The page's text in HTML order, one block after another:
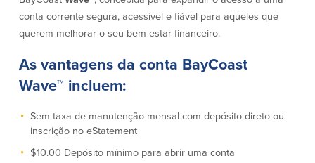
Conta à ordem
Empresarial
Conta à ordem de Análise
Empresarial
Verificação de ajuste correto
Fins Lucrativos
IOLTA
Poupanças
Conta Empresarial de Acesso ao
Mercado Monetário
conta corrente segura, acessível e fiável para aqueles que
querem melhorar o seu bem-estar financeiro.
As vantagens da conta BayCoast
Wave™ incluem:
Sem taxa de manutenção mensal com depósito direto ou
inscrição no eStatement
$10.00 Depósito mínimo para abrir uma conta